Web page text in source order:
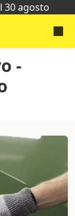
30 agosto
-